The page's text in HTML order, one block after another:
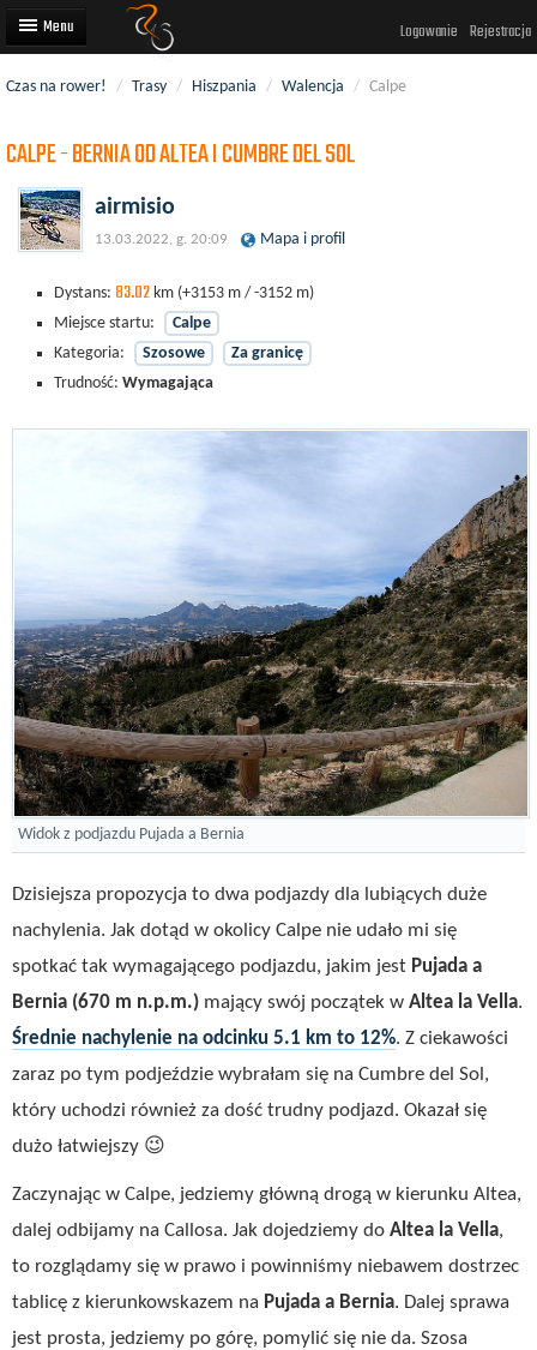
Logowanie Rejestracja
Trasy rowerowe
Wyścigi rowerowe
Użytkownicy
Dodaj
Czas na rower! / Trasy / Hiszpania / Walencja / Calpe
CALPE - BERNIA OD ALTEA I CUMBRE DEL SOL
airmisio
13.03.2022, g. 20:09 Mapa i profil
Dystans: 83.02 km (+3153 m / -3152 m)
Miejsce startu:
Calpe
Kategoria:
Szosowe
Za granicę
Trudność: Wymagająca
Widok z podjazdu Pujada a Bernia
Dzisiejsza propozycja to dwa podjazdy dla lubiących duże
nachylenia. Jak dotąd w okolicy Calpe nie udało mi się
spotkać tak wymagającego podjazdu, jakim jest Pujada a
Bernia (670 m n.p.m.) mający swój początek w Altea la Vella.
Średnie nachylenie na odcinku 5.1 km to 12%. Z ciekawości
zaraz po tym podjeździe wybrałam się na Cumbre del Sol,
który uchodzi również za dość trudny podjazd. Okazał się
dużo łatwiejszy 😉
Zaczynając w Calpe, jedziemy główną drogą w kierunku Altea,
dalej odbijamy na Callosa. Jak dojedziemy do Altea la Vella,
to rozglądamy się w prawo i powinniśmy niebawem dostrzec
tablicę z kierunkowskazem na Pujada a Bernia. Dalej sprawa
jest prosta, jedziemy po górę, pomylić się nie da. Szosa